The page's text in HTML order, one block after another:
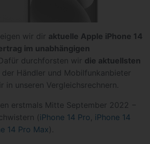
wir dir aktuelle Apple iPhone 14
im unabhängigen
durchforsten wir die aktuellsten
der Händler und Mobilfunkanbieter
in unseren Vergleichsrechnern.
erstmals Mitte September 2022 −
(iPhone 14 Pro, iPhone 14
14 Pro Max).